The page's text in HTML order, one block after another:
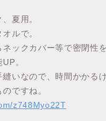
夏用。
ルで。
ネックカバー等で密閉性
。
縫いなので、時間かかる
ですね。
z748Myo22T